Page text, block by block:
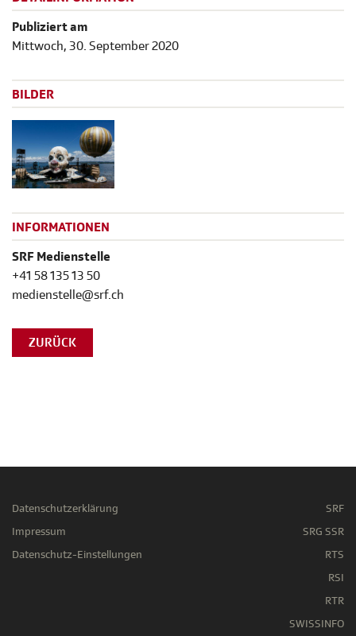
Publiziert am
Mittwoch, 30. September 2020
BILDER
INFORMATIONEN
SRF Medienstelle
+41 58 135 13 50
medienstelle@srf.ch
ZURÜCK
Datenschutzerklärung
Impressum
Datenschutz-Einstellungen
SRF
SRG SSR
RTS
RSI
RTR
SWISSINFO